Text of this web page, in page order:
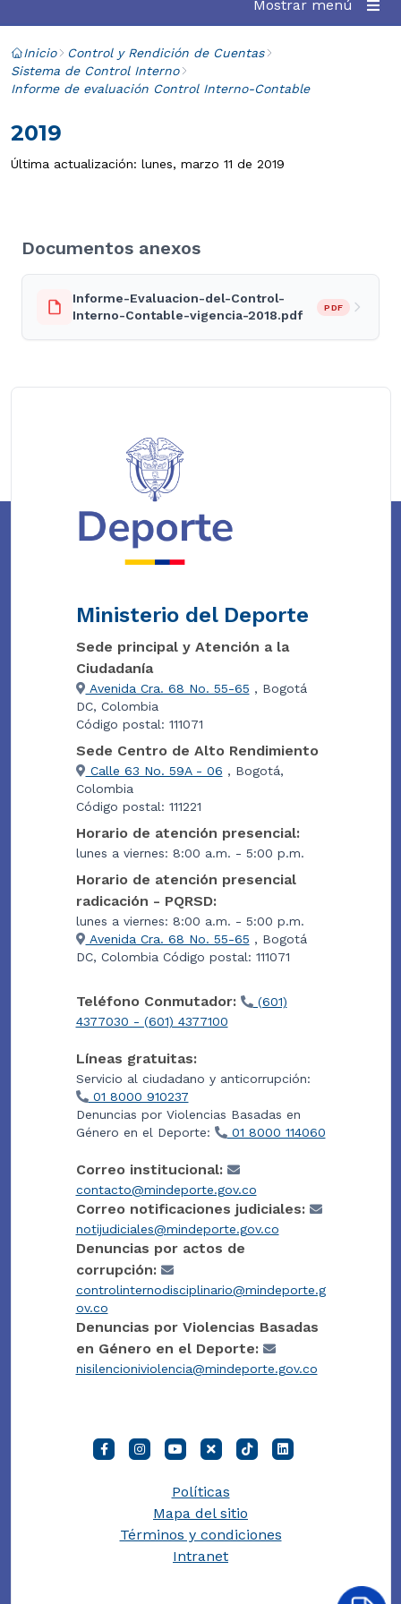
Mostrar menú
Inicio
Control y Rendición de Cuentas
Sistema de Control Interno
Informe de evaluación Control Interno-Contable
2019
Última actualización: lunes, marzo 11 de 2019
Documentos anexos
Informe-Evaluacion-del-Control-
Interno-Contable-vigencia-2018.pdf
PDF
Ministerio del Deporte
Sede principal y Atención a la
Ciudadanía
Avenida Cra. 68 No. 55-65 , Bogotá
DC, Colombia
Código postal: 111071
Sede Centro de Alto Rendimiento
Calle 63 No. 59A - 06 , Bogotá,
Colombia
Código postal: 111221
Horario de atención presencial:
lunes a viernes: 8:00 a.m. - 5:00 p.m.
Horario de atención presencial
radicación - PQRSD:
lunes a viernes: 8:00 a.m. - 5:00 p.m.
Avenida Cra. 68 No. 55-65 , Bogotá
DC, Colombia Código postal: 111071
Teléfono Conmutador:
(601)
4377030 - (601) 4377100
Líneas gratuitas:
Servicio al ciudadano y anticorrupción:
01 8000 910237
Denuncias por Violencias Basadas en
Género en el Deporte:
01 8000 114060
Correo institucional:
contacto@mindeporte.gov.co
Correo notificaciones judiciales:
notijudiciales@mindeporte.gov.co
Denuncias por actos de
corrupción:
controlinternodisciplinario@mindeporte.g
ov.co
Denuncias por Violencias Basadas
en Género en el Deporte:
nisilencioniviolencia@mindeporte.gov.co
Políticas
Mapa del sitio
Términos y condiciones
Intranet